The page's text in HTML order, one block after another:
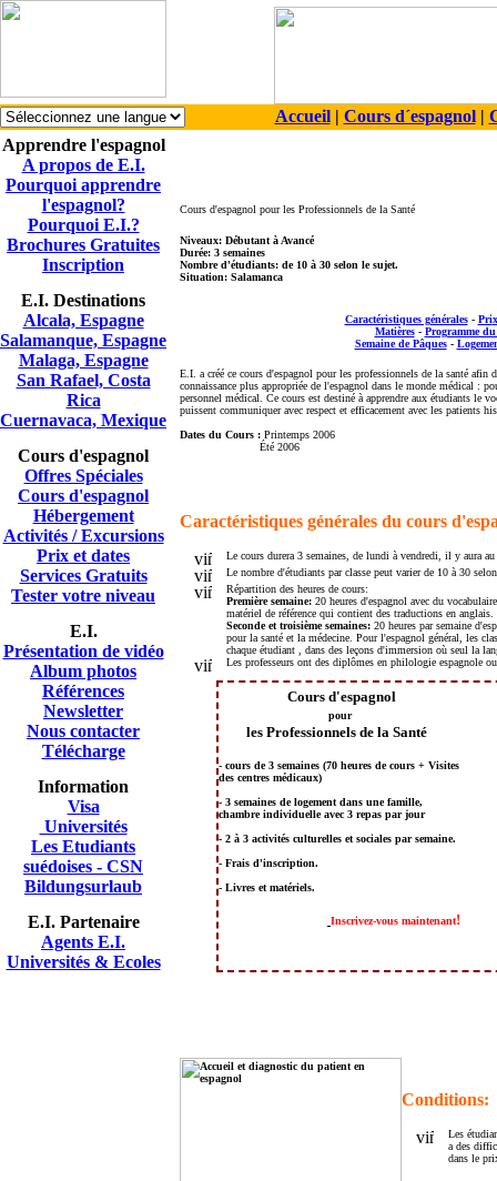
Accueil| Cours d´espagnol|
Apprendre l'espagnol
A propos de E.I.
Pourquoi apprendre
l'espagnol?
Pourquoi E.I.?
Brochures Gratuites
Inscription
E.I. Destinations
Alcala, Espagne
Salamanque, Espagne
Malaga, Espagne
San Rafael, Costa
Rica
Cuernavaca, Mexique
Cours d'espagnol
Offres Spéciales
Cours d'espagnol
Hébergement
Activités / Excursions
Prix et dates
Services Gratuits
Tester votre niveau
E.I.
Présentation de vidéo
Album photos
Références
Newsletter
Nous contacter
Télécharge
Information
Visa
Universités
Les Etudiants
suédoises - CSN
Bildungsurlaub
E.I. Partenaire
Agents E.I.
Universités & Ecoles
Cours d'espagnol pour les Professionnels de la Santé
Niveaux: Débutant à Avancé
Durée: 3 semaines
Nombre d'étudiants: de 10 à 30 selon le sujet.
Situation: Salamanca
Caractéristiques générales- Prix
Matières- Programme
Semaine de Pâques-
E.I. a créé ce cours d'espagnol pour les professionnels de la santé afin
connaissance plus appropriée de l'espagnol dans le monde médical :
personnel médical
Ce cours est destiné à apprendre aux étudiants le
puissent communiquer avec respect et efficacement avec les patients
Dates du Cours : Printemps 2006
Été 2006
Caractéristiques générales du cours
Le cours durera 3 semaines de lundi à vendredi il y aura
Le nombre d'étudiants par classe peut varier de 10 à 30
Répartition des heures de cours:
Première semaine: 20 heures d'espagnol avec du
matériel de référence qui contient des traductions en anglais
Seconde et troisième semaines: 20 heures par semaine
pour la santé et la médecine Pour l'espagnol général, les
chaque étudiant , dans des leçons d'immersion où seul la
Les professeurs ont des diplômes en philologie espagnole
Cours d'espagnol
pour
les Professionnels de la Santé
- cours de 3 semaines (70 heures de cours + Visites
des centres médicaux)
- 3 semaines de logement dans une famille,
chambre individuelle avec 3 repas par jour
- 2 à 3 activités culturelles et sociales par semaine.
- Frais d'inscription.
- Livres et matériels.
Inscrivez-vous maintenant!
Conditions:
Les
a des
dans le